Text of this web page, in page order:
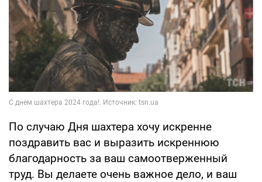
По случаю Дня шахтера хочу искренне
поздравить вас и выразить искреннюю
благодарность за ваш самоотверженный
труд. Вы делаете очень важное дело, и ваш